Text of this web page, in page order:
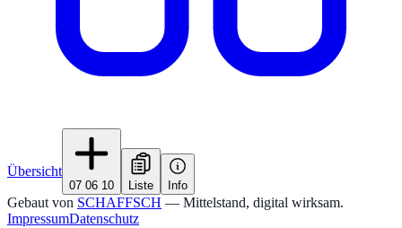
Übersicht
07 06 10 Liste Info
Gebaut von SCHAFFSCH — Mittelstand, digital wirksam.
ImpressumDatenschutz